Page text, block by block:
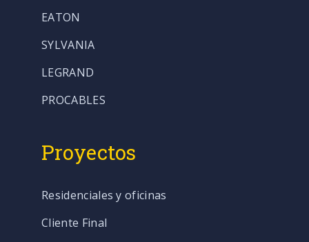
EATON
SYLVANIA
LEGRAND
PROCABLES
Proyectos
Residenciales y oficinas
Cliente Final